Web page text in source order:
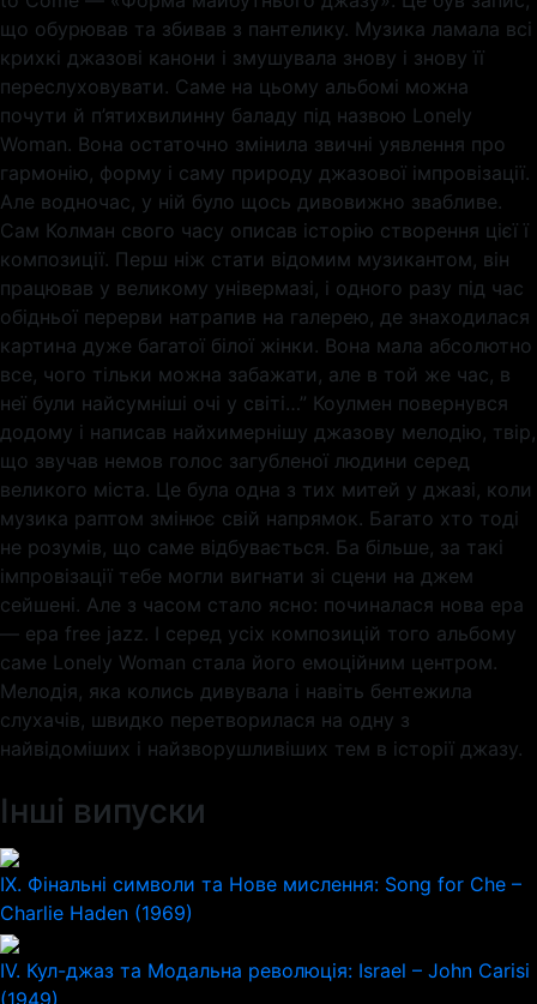
що обурював та збивав з пантелику. Музика ламала всі
крихкі джазові канони і змушувала знову і знову її
переслуховувати. Саме на цьому альбомі можна
почути й п’ятихвилинну баладу під назвою Lonely
Woman. Вона остаточно змінила звичні уявлення про
гармонію, форму і саму природу джазової імпровізації.
Але водночас, у ній було щось дивовижно звабливе.
Сам Колман свого часу описав історію створення цієї ї
композиції. Перш ніж стати відомим музикантом, він
працював у великому універмазі, і одного разу під час
обідньої перерви натрапив на галерею, де знаходилася
картина дуже багатої білої жінки. Вона мала абсолютно
все, чого тільки можна забажати, але в той же час, в
неї були найсумніші очі у світі…” Коулмен повернувся
додому і написав найхимернішу джазову мелодію, твір,
що звучав немов голос загубленої людини серед
великого міста. Це була одна з тих митей у джазі, коли
музика раптом змінює свій напрямок. Багато хто тоді
не розумів, що саме відбувається. Ба більше, за такі
імпровізації тебе могли вигнати зі сцени на джем
сейшені. Але з часом стало ясно: починалася нова ера
— ера free jazz. І серед усіх композицій того альбому
саме Lonely Woman стала його емоційним центром.
Мелодія, яка колись дивувала і навіть бентежила
слухачів, швидко перетворилася на одну з
найвідоміших і найзворушливіших тем в історії джазу.
Інші випуски
IX. Фінальні символи та Нове мислення: Song for Che –
Charlie Haden (1969)
IV. Кул-джаз та Модальна революція: Israel – John Carisi